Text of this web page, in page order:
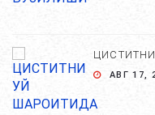
АВГ 17,